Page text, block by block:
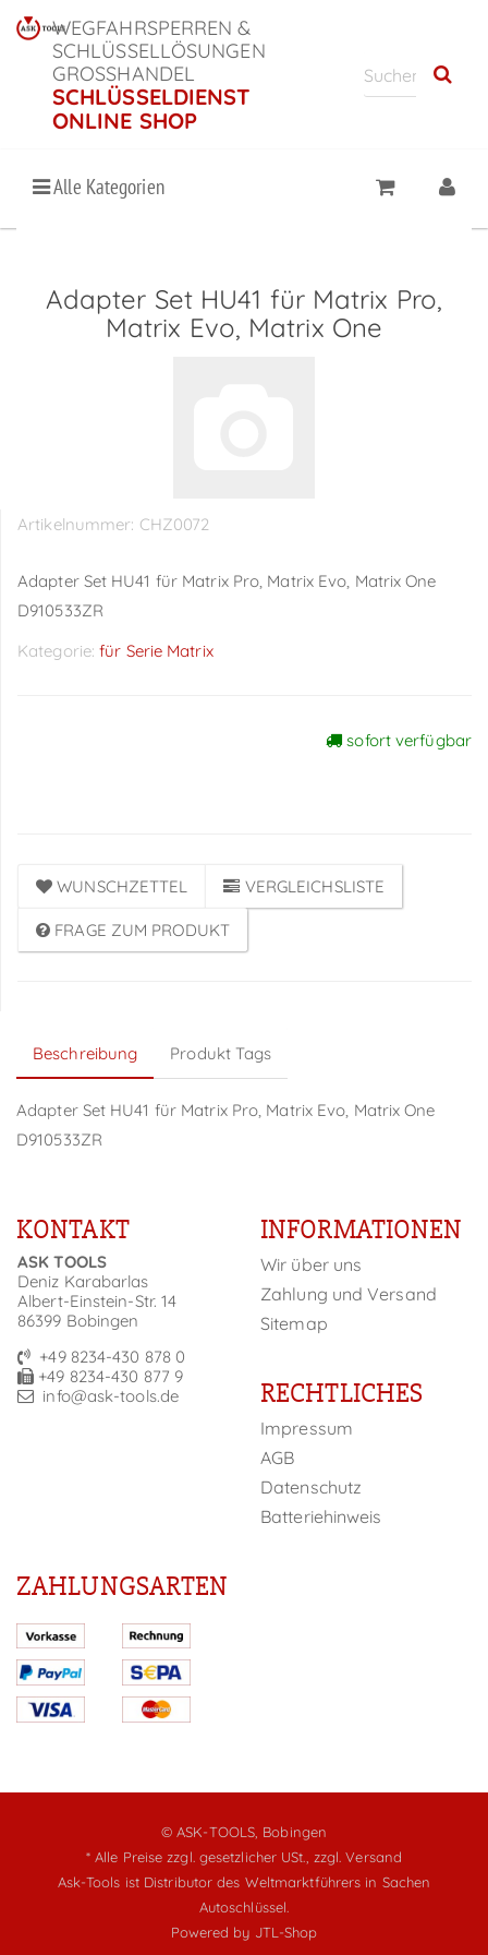
WEGFAHRSPERREN &
SCHLÜSSELLÖSUNGEN
GROSSHANDEL
SCHLÜSSELDIENST
ONLINE SHOP
Alle Kategorien
Adapter Set HU41 für Matrix Pro,
Matrix Evo, Matrix One
Artikelnummer: CHZ0072
Adapter Set HU41 für Matrix Pro, Matrix Evo, Matrix One
D910533ZR
Kategorie:für Serie Matrix
sofort verfügbar
WUNSCHZETTEL VERGLEICHSLISTE
FRAGE ZUM PRODUKT
Beschreibung Produkt Tags
Adapter Set HU41 für Matrix Pro, Matrix Evo, Matrix One
D910533ZR
KONTAKT
ASK TOOLS
Deniz Karabarlas
Albert-Einstein-Str. 14
86399 Bobingen
+49 8234-430 878 0
+49 8234-430 877 9
info@ask-tools.de
INFORMATIONEN
Wir über uns
Zahlung und Versand
Sitemap
RECHTLICHES
Impressum
AGB
Datenschutz
Batteriehinweis
ZAHLUNGSARTEN
© ASK-TOOLS, Bobingen
* Alle Preise zzgl. gesetzlicher USt., zzgl. Versand
Ask-Tools ist Distributor des Weltmarktführers in Sachen
Autoschlüssel.
Powered by JTL-Shop